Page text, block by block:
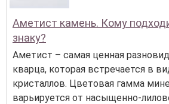
Аметист камень. Кому
знаку?
Аметист – самая ценная
кварца, которая встречается в
кристаллов. Цветовая гамма
варьируется от насыщенно-